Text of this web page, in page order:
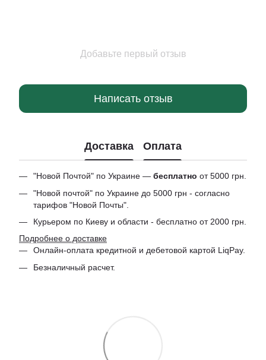
Добавьте первый отзыв
Написать отзыв
Доставка Оплата
"Новой Почтой" по Украине — бесплатно от 5000 грн.
"Новой почтой" по Украине до 5000 грн - согласно
тарифов "Новой Почты".
Курьером по Киеву и области - бесплатно от 2000 грн.
Подробнее о доставке
Онлайн-оплата кредитной и дебетовой картой LiqPay.
Безналичный расчет.